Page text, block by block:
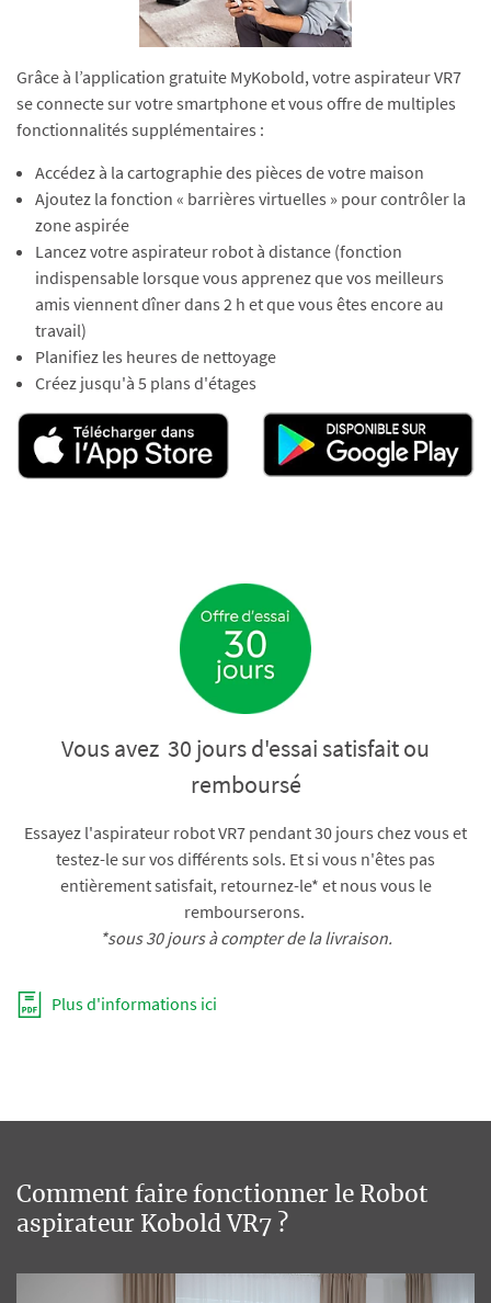
Grâce à l’application gratuite MyKobold, votre aspirateur VR7
se connecte sur votre smartphone et vous offre de multiples
fonctionnalités supplémentaires :
Accédez à la cartographie des pièces de votre maison
Ajoutez la fonction « barrières virtuelles » pour contrôler la
zone aspirée
Lancez votre aspirateur robot à distance (fonction
indispensable lorsque vous apprenez que vos meilleurs
amis viennent dîner dans 2 h et que vous êtes encore au
travail)
Planifiez les heures de nettoyage
Créez jusqu'à 5 plans d'étages
Vous avez 30 jours d'essai satisfait ou
remboursé
Essayez l'aspirateur robot VR7 pendant 30 jours chez vous et
testez-le sur vos différents sols. Et si vous n'êtes pas
entièrement satisfait, retournez-le* et nous vous le
rembourserons.
*sous 30 jours à compter de la livraison.
Plus d'informations ici
Comment faire fonctionner le Robot
aspirateur Kobold VR7 ?